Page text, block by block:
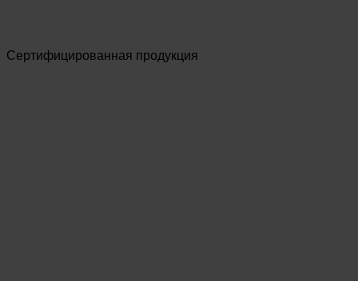
Сертифицированная продукция